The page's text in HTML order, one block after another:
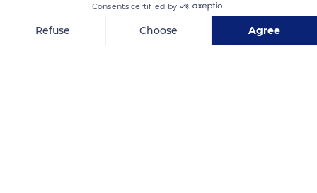
Consents certified by
Refuse Choose Agree